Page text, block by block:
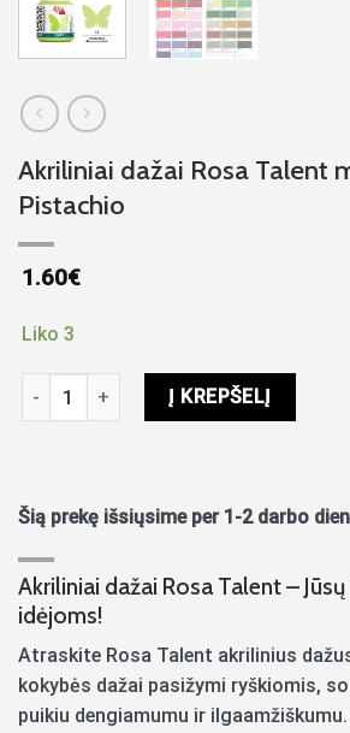
Akriliniai dažai Rosa Talent
Pistachio
1.60€
Liko 3
produkto kiekis: Akriliniai dažai Rosa
Į KREPŠELĮ
Šią prekę išsiųsime per 1-2 darbo
Akriliniai dažai Rosa Talent –
idėjoms!
Atraskite Rosa Talent akrilinius
kokybės dažai pasižymi ryškiomis,
puikiu dengiamumu ir